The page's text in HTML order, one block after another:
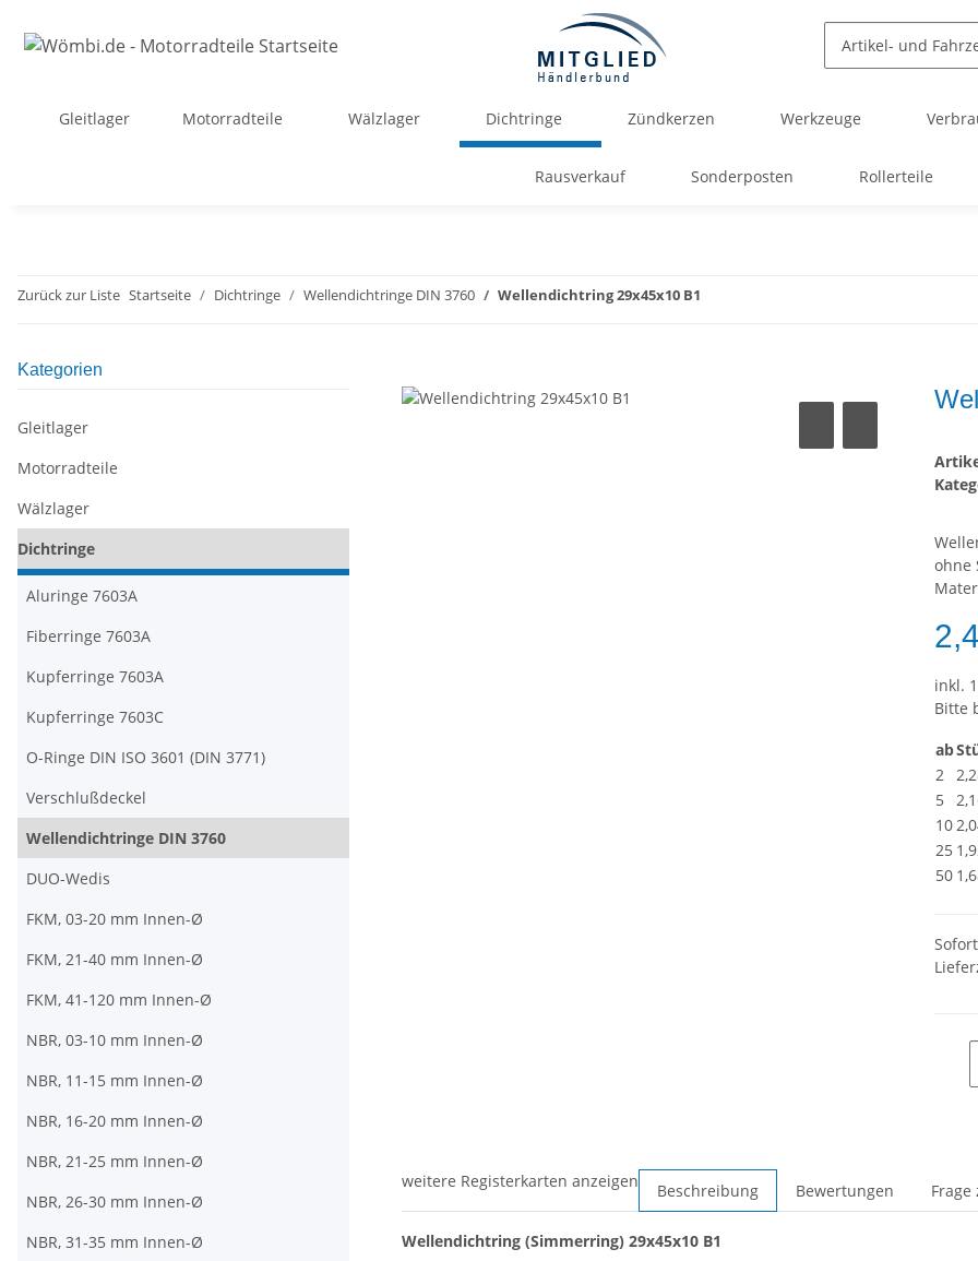
Gleitlager Motorradteile Wälzlager Dichtringe Zündkerzen Werkzeuge
Rausverkauf Sonderposten Rollerteile
Zurück zur Liste Startseite Dichtringe Wellendichtringe DIN 3760 Wellendichtring 29x45x10 B1
ohne
inkl.
Bitte
ab
2
5
10
25
50
weitere Registerkarten anzeigen Beschreibung Bewertungen
Wellendichtring (Simmerring) 29x45x10 B1
Kategorien
Gleitlager
Motorradteile
Wälzlager
Dichtringe
Aluringe 7603A
Fiberringe 7603A
Kupferringe 7603A
Kupferringe 7603C
O-Ringe DIN ISO 3601 (DIN 3771)
Verschlußdeckel
Wellendichtringe DIN 3760
DUO-Wedis
FKM, 03-20 mm Innen-Ø
FKM, 21-40 mm Innen-Ø
FKM, 41-120 mm Innen-Ø
NBR, 03-10 mm Innen-Ø
NBR, 11-15 mm Innen-Ø
NBR, 16-20 mm Innen-Ø
NBR, 21-25 mm Innen-Ø
NBR, 26-30 mm Innen-Ø
NBR, 31-35 mm Innen-Ø